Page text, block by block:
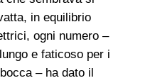
in equilibrio
ogni numero –
e faticoso per i
– ha dato il